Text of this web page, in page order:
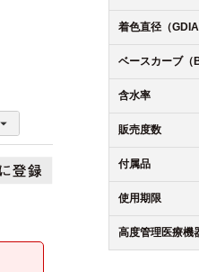
着色直径（GDIA
ベースカーブ（
含水率
販売度数
付属品
使用期限
高度管理医療機